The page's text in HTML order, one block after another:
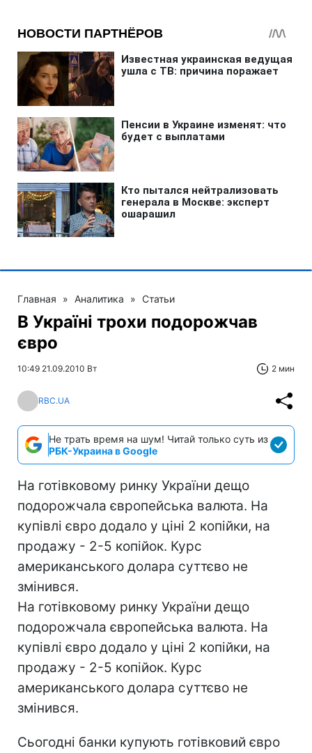
Главная » Аналитика » Статьи
В Україні трохи подорожчав
євро
10:49 21.09.2010 Вт 2 мин
RBC.UA
Не трать время на шум! Читай только суть из
РБК-Украина в Google
На готівковому ринку України дещо
подорожчала європейська валюта. На
купівлі євро додало у ціні 2 копійки, на
продажу - 2-5 копійок. Курс
американського долара суттєво не
змінився.
На готівковому ринку України дещо
подорожчала європейська валюта. На
купівлі євро додало у ціні 2 копійки, на
продажу - 2-5 копійок. Курс
американського долара суттєво не
змінився.
Сьогодні банки купують готівковий євро